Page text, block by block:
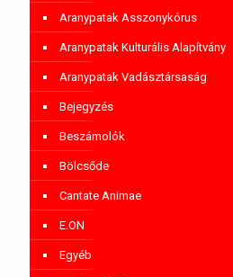
Aranypatak Asszonykórus
Aranypatak Kulturális Alapítvány
Aranypatak Vadásztársaság
Bejegyzés
Beszámolók
Bölcsőde
Cantate Animae
E.ON
Egyéb